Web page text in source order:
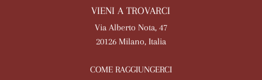
VIENI A TROVARCI
Via Alberto Nota, 47
20126 Milano, Italia
COME RAGGIUNGERCI